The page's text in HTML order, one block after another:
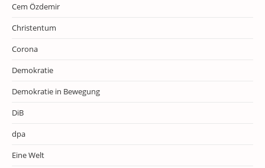
Cem Özdemir
Christentum
Corona
Demokratie
Demokratie in Bewegung
DiB
dpa
Eine Welt